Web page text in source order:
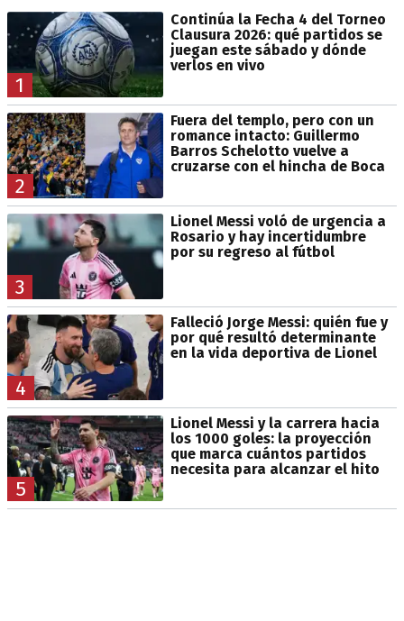
1
Continúa la Fecha 4 del Torneo
Clausura 2026: qué partidos se
juegan este sábado y dónde
verlos en vivo
2
Fuera del templo, pero con un
romance intacto: Guillermo
Barros Schelotto vuelve a
cruzarse con el hincha de Boca
3
Lionel Messi voló de urgencia a
Rosario y hay incertidumbre
por su regreso al fútbol
4
Falleció Jorge Messi: quién fue y
por qué resultó determinante
en la vida deportiva de Lionel
5
Lionel Messi y la carrera hacia
los 1000 goles: la proyección
que marca cuántos partidos
necesita para alcanzar el hito